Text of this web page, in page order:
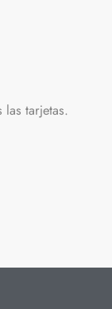
las tarjetas.